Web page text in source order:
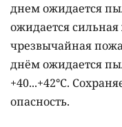
днем ожидается
ожидается сильная
чрезвычайная
днём ожидается
+40...+42°C.
опасность.